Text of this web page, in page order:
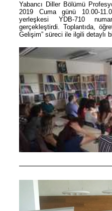
Yabancı Diller Bölümü
2019 Cuma günü 10.00-
yerleşkesi YDB-710
gerçekleştirdi. Toplantıda,
Gelişim” süreci ile ilgili detaylı